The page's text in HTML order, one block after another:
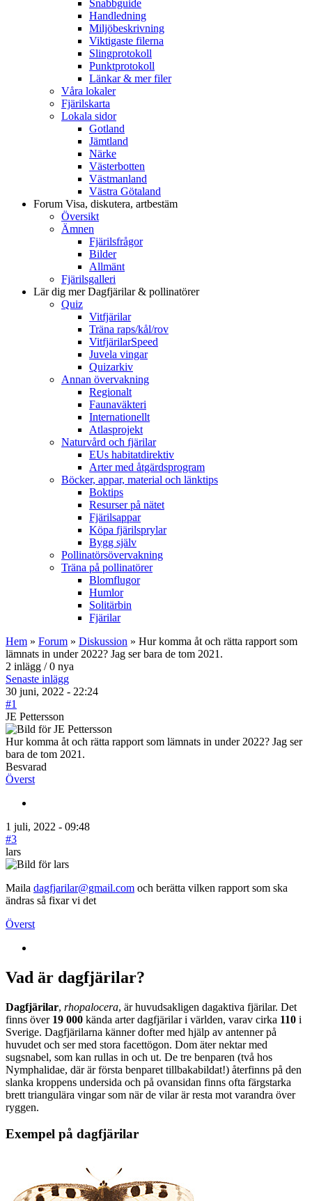
Snabbguide
Handledning
Miljöbeskrivning
Viktigaste filerna
Slingprotokoll
Punktprotokoll
Länkar & mer filer
Våra lokaler
Fjärilskarta
Lokala sidor
Gotland
Jämtland
Närke
Västerbotten
Västmanland
Västra Götaland
Forum Visa, diskutera, artbestäm
Översikt
Ämnen
Fjärilsfrågor
Bilder
Allmänt
Fjärilsgalleri
Lär dig merDagfjärilar & pollinatörer
Quiz
Vitfjärilar
Träna raps/kål/rov
VitfjärilarSpeed
Juvela vingar
Quizarkiv
Annan övervakning
Regionalt
Faunaväkteri
Internationellt
Atlasprojekt
Naturvård och fjärilar
EUs habitatdirektiv
Arter med åtgärdsprogram
Böcker, appar, material och länktips
Boktips
Resurser på nätet
Fjärilsappar
Köpa fjärilsprylar
Bygg själv
Pollinatörsövervakning
Träna på pollinatörer
Blomflugor
Humlor
Solitärbin
Fjärilar
Hem » Forum » Diskussion » Hur komma åt och rätta rapport som
lämnats in under 2022? Jag ser bara de tom 2021.
2 inlägg / 0 nya
Senaste inlägg
30 juni, 2022 - 22:24
#1
JE Pettersson
Hur komma åt och rätta rapport som lämnats in under 2022? Jag ser
bara de tom 2021.
Besvarad
Överst
1 juli, 2022 - 09:48
#3
lars
Maila dagfjarilar@gmail.com och berätta vilken rapport som ska
ändras så fixar vi det
Överst
Vad är dagfjärilar?
Dagfjärilar, rhopalocera, är huvudsakligen dagaktiva fjärilar. Det
finns över 19 000 kända arter dagfjärilar i världen, varav cirka 110 i
Sverige. Dagfjärilarna känner dofter med hjälp av antenner på
huvudet och ser med stora facettögon. Dom äter nektar med
sugsnabel, som kan rullas in och ut. De tre benparen (två hos
Nymphalidae, där är första benparet tillbakabildat!) återfinns på den
slanka kroppens undersida och på ovansidan finns ofta färgstarka
brett triangulära vingar som när de vilar är resta mot varandra över
ryggen.
Exempel på dagfjärilar